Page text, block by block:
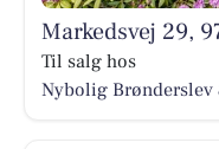
Markedsvej 29,
Til salg hos
Nybolig Brønderslev